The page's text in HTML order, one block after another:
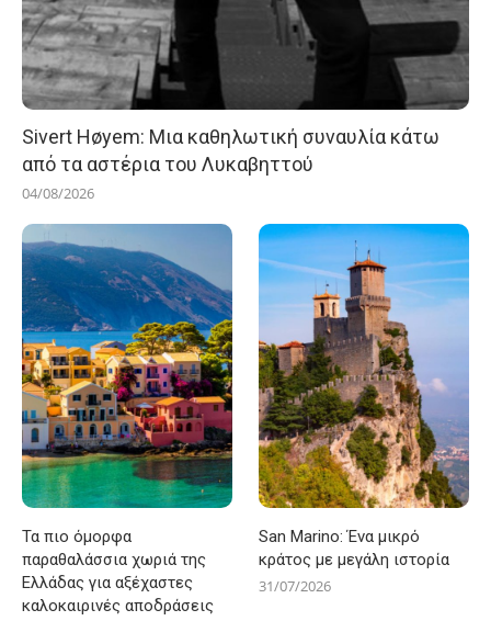
Sivert Høyem: Μια καθηλωτική συναυλία κάτω
από τα αστέρια του Λυκαβηττού
04/08/2026
Τα πιο όμορφα
παραθαλάσσια χωριά της
Ελλάδας για αξέχαστες
καλοκαιρινές αποδράσεις
San Marino: Ένα μικρό
κράτος με μεγάλη ιστορία
31/07/2026